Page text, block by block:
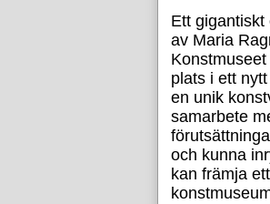
Ett
av Maria
plats i ett
en unik
samarbete
och kunna
kan främja